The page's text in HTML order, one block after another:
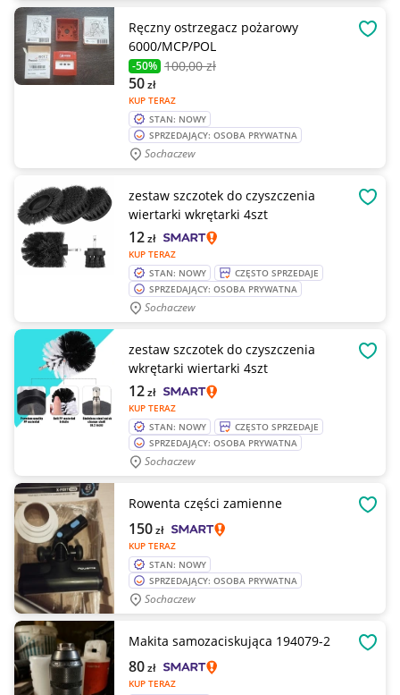
Ręczny ostrzegacz pożarowy
6000/MCP/POL
-50% 100,00 zł
KUP TERAZ
50zł
STAN: NOWY
SPRZEDAJĄCY: OSOBA PRYWATNA
Sochaczew
zestaw szczotek do czyszczenia
wiertarki wkrętarki 4szt
KUP TERAZ
12zł
STAN: NOWY
CZĘSTO SPRZEDAJE
SPRZEDAJĄCY: OSOBA PRYWATNA
Sochaczew
zestaw szczotek do czyszczenia
wkrętarki wiertarki 4szt
KUP TERAZ
12zł
STAN: NOWY
CZĘSTO SPRZEDAJE
SPRZEDAJĄCY: OSOBA PRYWATNA
Sochaczew
Rowenta części zamienne
KUP TERAZ
150zł
STAN: NOWY
SPRZEDAJĄCY: OSOBA PRYWATNA
Sochaczew
Makita samozaciskująca 194079-2
KUP TERAZ
80zł